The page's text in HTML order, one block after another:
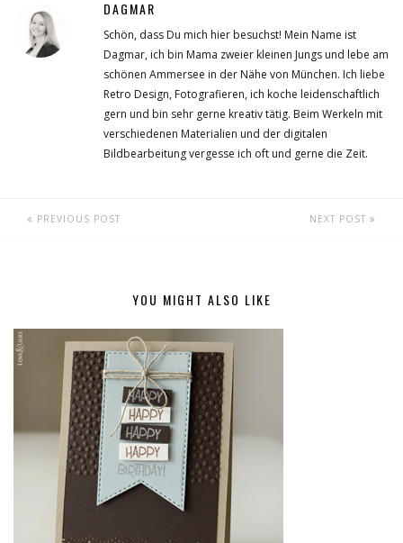
DAGMAR
Schön, dass Du mich hier besuchst! Mein Name ist
Dagmar, ich bin Mama zweier kleinen Jungs und lebe am
schönen Ammersee in der Nähe von München. Ich liebe
Retro Design, Fotografieren, ich koche leidenschaftlich
gern und bin sehr gerne kreativ tätig. Beim Werkeln mit
verschiedenen Materialien und der digitalen
Bildbearbeitung vergesse ich oft und gerne die Zeit.
PREVIOUS POST NEXT POST
YOU MIGHT ALSO LIKE